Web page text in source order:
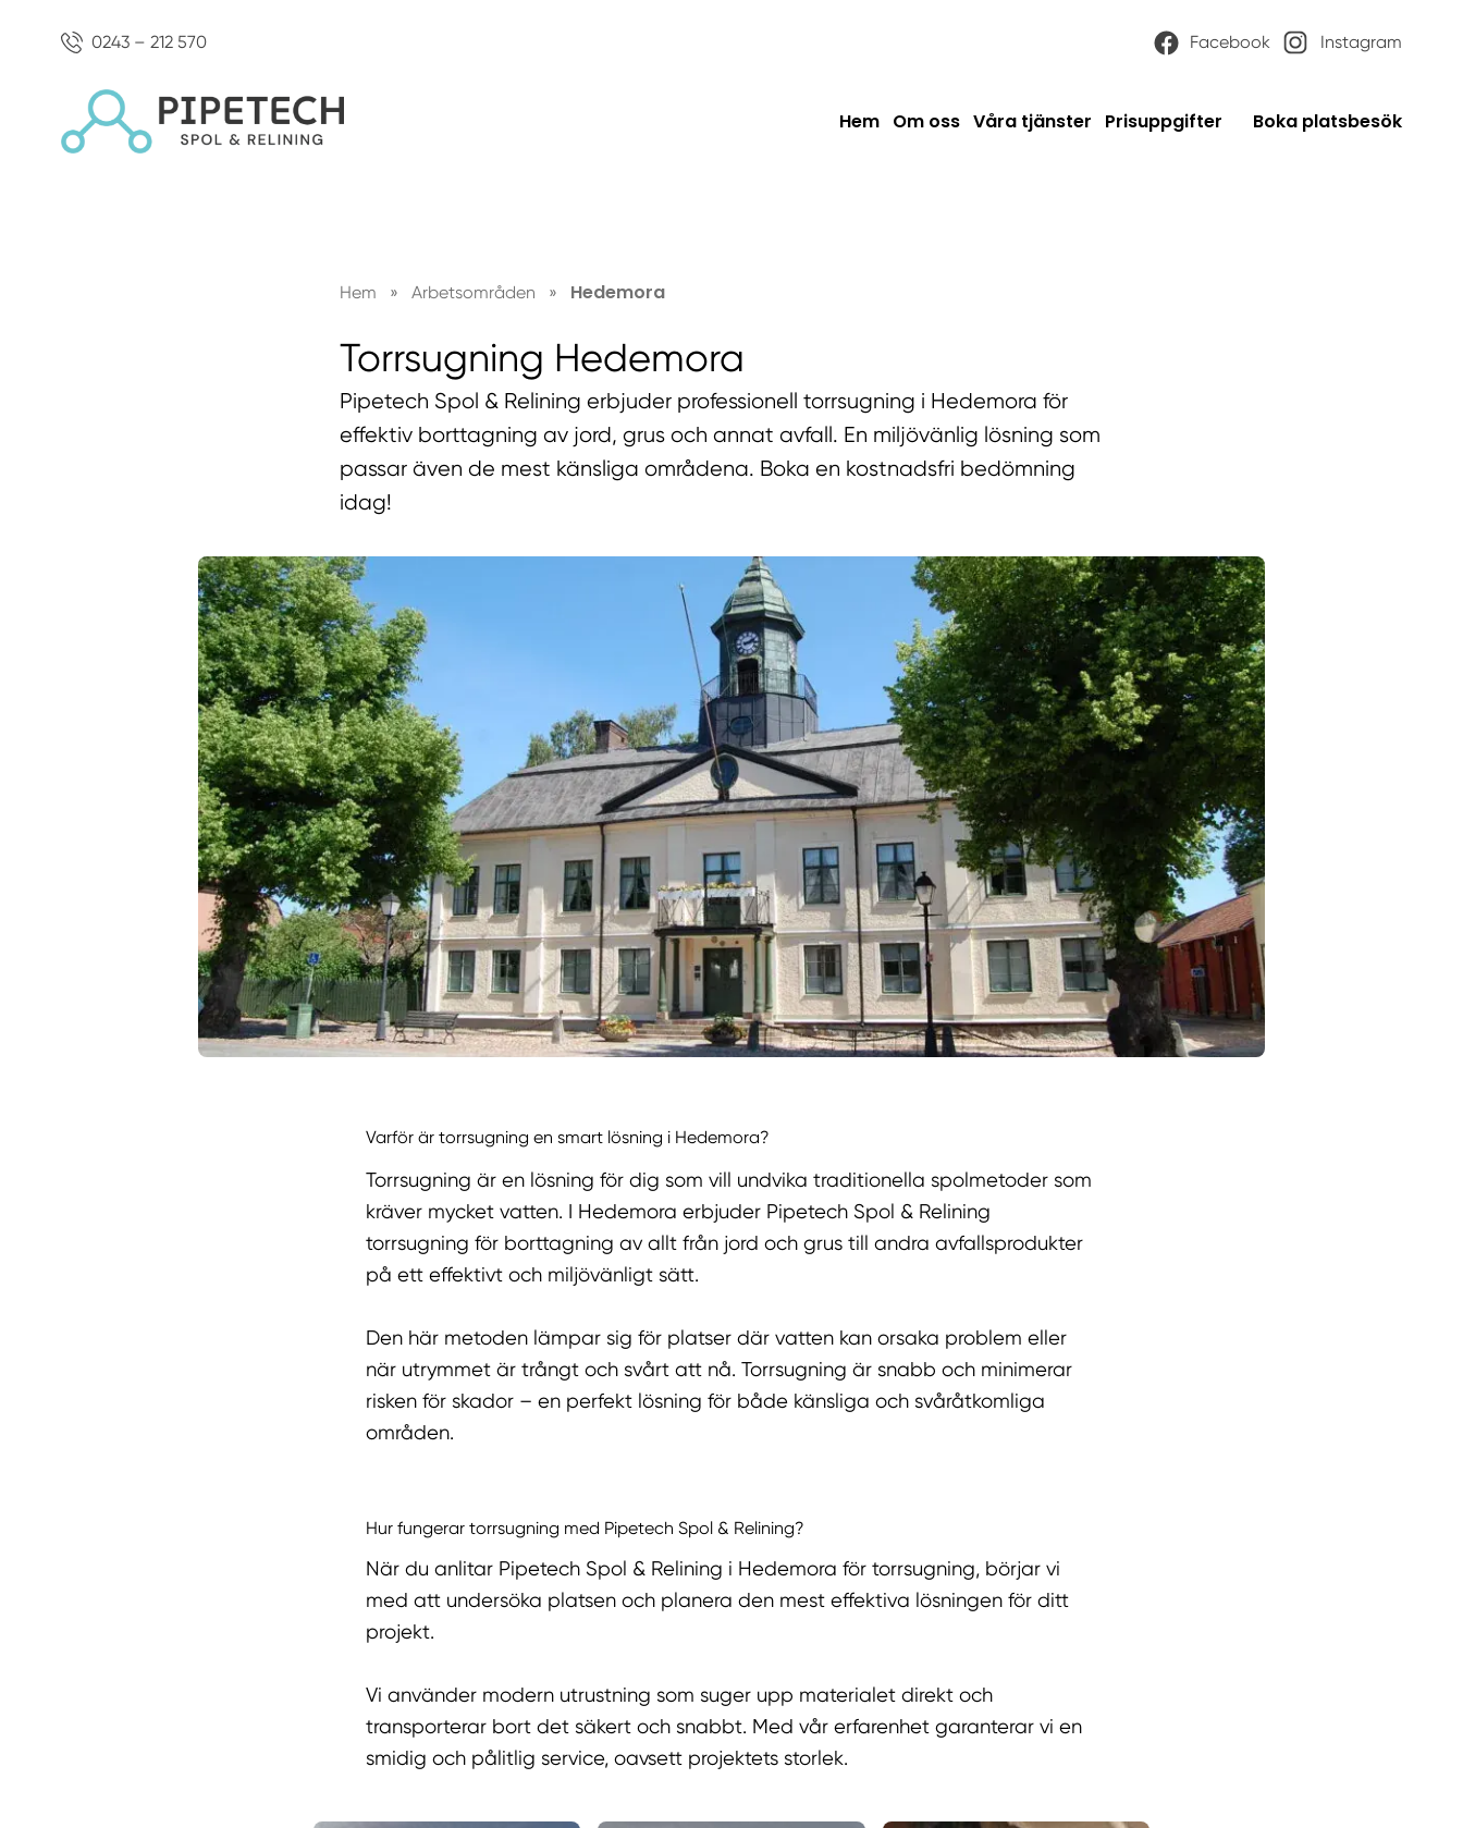
0243 – 212 570 Facebook Instagram
Hem Om oss Våra tjänster Prisuppgifter Boka platsbesök
Hem » Arbetsområden » Hedemora
Torrsugning Hedemora
Pipetech Spol & Relining erbjuder professionell torrsugning i Hedemora för
effektiv borttagning av jord, grus och annat avfall. En miljövänlig lösning som
passar även de mest känsliga områdena. Boka en kostnadsfri bedömning
idag!
Varför är torrsugning en smart lösning i Hedemora?
Torrsugning är en lösning för dig som vill undvika traditionella spolmetoder som
kräver mycket vatten. I Hedemora erbjuder Pipetech Spol & Relining
torrsugning för borttagning av allt från jord och grus till andra avfallsprodukter
på ett effektivt och miljövänligt sätt.
Den här metoden lämpar sig för platser där vatten kan orsaka problem eller
när utrymmet är trångt och svårt att nå. Torrsugning är snabb och minimerar
risken för skador – en perfekt lösning för både känsliga och svåråtkomliga
områden.
Hur fungerar torrsugning med Pipetech Spol & Relining?
När du anlitar Pipetech Spol & Relining i Hedemora för torrsugning, börjar vi
med att undersöka platsen och planera den mest effektiva lösningen för ditt
projekt.
Vi använder modern utrustning som suger upp materialet direkt och
transporterar bort det säkert och snabbt. Med vår erfarenhet garanterar vi en
smidig och pålitlig service, oavsett projektets storlek.